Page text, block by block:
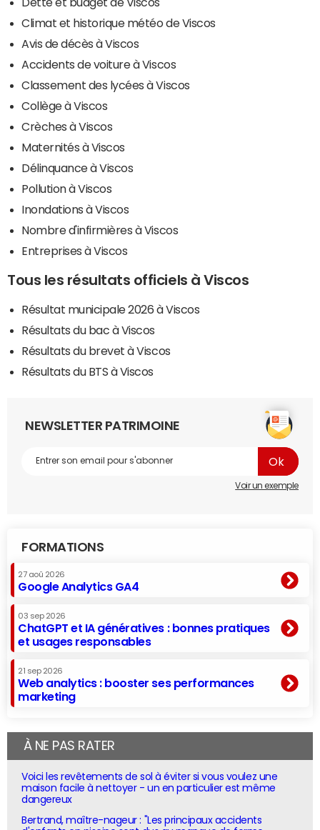
Climat et historique météo de Viscos
Avis de décès à Viscos
Accidents de voiture à Viscos
Classement des lycées à Viscos
Collège à Viscos
Crèches à Viscos
Maternités à Viscos
Délinquance à Viscos
Pollution à Viscos
Inondations à Viscos
Nombre d'infirmières à Viscos
Entreprises à Viscos
Tous les résultats officiels à Viscos
Résultat municipale 2026 à Viscos
Résultats du bac à Viscos
Résultats du brevet à Viscos
Résultats du BTS à Viscos
NEWSLETTER PATRIMOINE
Voir un exemple
FORMATIONS
27 aoû 2026
Google Analytics GA4
03 sep 2026
ChatGPT et IA génératives : bonnes pratiques
et usages responsables
21 sep 2026
Web analytics : booster ses performances
marketing
À NE PAS RATER
Voici les revêtements de sol à éviter si vous voulez une
maison facile à nettoyer - un en particulier est même
dangereux
Bertrand, maître-nageur : "Les principaux accidents